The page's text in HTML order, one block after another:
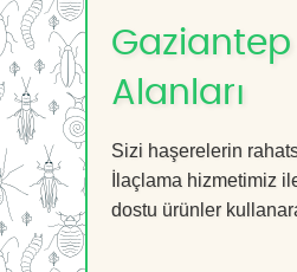
Gaziantep
Alanları
Sizi haşerelerin
İlaçlama hizmetimiz
dostu ürünler